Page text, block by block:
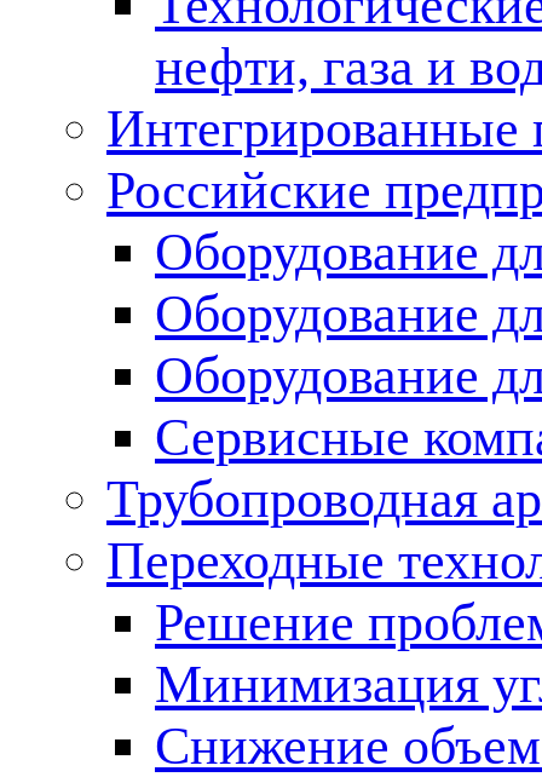
нефти, газа и
Российские
Оборудование
Оборудование
Оборудование
Сервисные
Трубопроводная
Переходные
Решение
Минимизация
Снижение